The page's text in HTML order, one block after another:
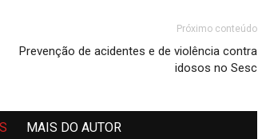
Próximo conteúdo
Prevenção de acidentes e de violência contra
idosos no Sesc
MAIS DO AUTOR